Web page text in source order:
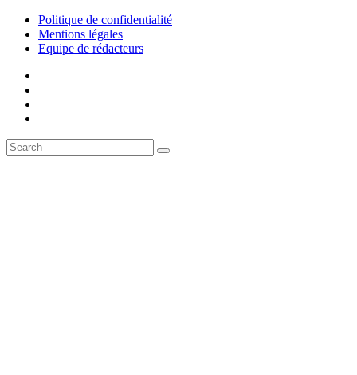
Politique de confidentialité
Mentions légales
Equipe de rédacteurs